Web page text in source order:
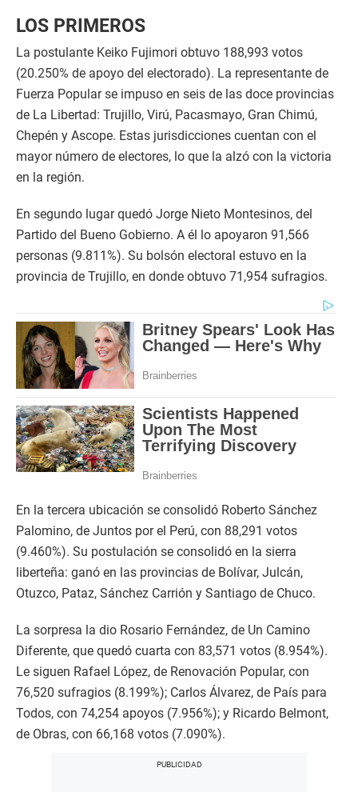
LOS PRIMEROS
La postulante Keiko Fujimori obtuvo 188,993 votos
(20.250% de apoyo del electorado). La representante de
Fuerza Popular se impuso en seis de las doce provincias
de La Libertad: Trujillo, Virú, Pacasmayo, Gran Chimú,
Chepén y Ascope. Estas jurisdicciones cuentan con el
mayor número de electores, lo que la alzó con la victoria
en la región.
En segundo lugar quedó Jorge Nieto Montesinos, del
Partido del Bueno Gobierno. A él lo apoyaron 91,566
personas (9.811%). Su bolsón electoral estuvo en la
provincia de Trujillo, en donde obtuvo 71,954 sufragios.
En la tercera ubicación se consolidó Roberto Sánchez
Palomino, de Juntos por el Perú, con 88,291 votos
(9.460%). Su postulación se consolidó en la sierra
liberteña: ganó en las provincias de Bolívar, Julcán,
Otuzco, Pataz, Sánchez Carrión y Santiago de Chuco.
La sorpresa la dio Rosario Fernández, de Un Camino
Diferente, que quedó cuarta con 83,571 votos (8.954%).
Le siguen Rafael López, de Renovación Popular, con
76,520 sufragios (8.199%); Carlos Álvarez, de País para
Todos, con 74,254 apoyos (7.956%); y Ricardo Belmont,
de Obras, con 66,168 votos (7.090%).